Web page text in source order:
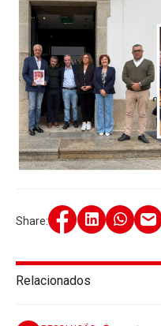
Relacionados
Share: